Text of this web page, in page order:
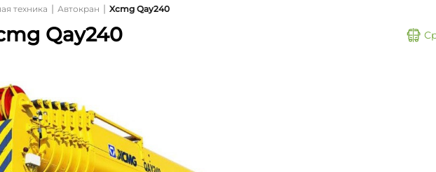
техника | Автокран | Xcmg Qay240
Qay240